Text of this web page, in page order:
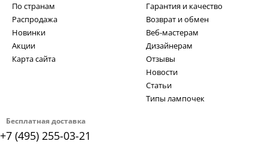
Бесплатная доставка
+7 (495) 255-03-21
По странам
Распродажа
Новинки
Акции
Карта сайта
Гарантия и качество
Возврат и обмен
Веб-мастерам
Дизайнерам
Отзывы
Новости
Статьи
Типы лампочек